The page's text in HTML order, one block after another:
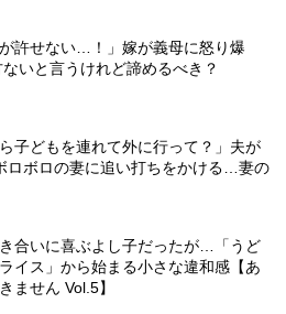
が許せない…！」嫁が義母に怒り爆
いと言うけれど諦めるべき？
ら子どもを連れて外に行って？」夫が
ロボロの妻に追い打ちをかける…妻の
合いに喜ぶよし子だったが…「うど
イス」から始まる小さな違和感【あ
ません Vol.5】